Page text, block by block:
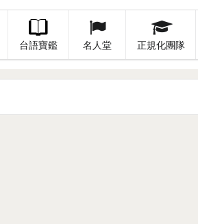
台語寶鑑 名人堂 正規化團隊